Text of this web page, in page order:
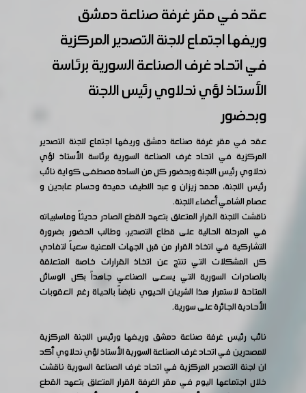
عقد في مقر غرفة صناعة دمشق
وريفها اجتماع للجنة التصدير المركزية
في اتحاد غرف الصناعة السورية برئاسة
الأستاذ لؤي نحلاوي رئيس اللجنة
وبحضور
عقد في مقر غرفة صناعة دمشق وريفها اجتماع للجنة التصدير
المركزية في اتحاد غرف الصناعة السورية برئاسة الأستاذ لؤي
نحلاوي رئيس اللجنة وبحضور كل من السادة مصطفى كواية نائب
رئيس اللجنة، محمد زيزان و عبد اللطيف حميدة وحسام عابدين و
عصام الشامي أعضاء اللجنة.
ناقشت اللجنة القرار المتعلق بتعهد القطع الصادر حديثاً وماسلبياته
في المرحلة الحالية على قطاع التصدير، وطالب الحضور بضرورة
التشاركية في اتخاذ القرار من قبل الجهات المعنية سعياً لتفادي
كل المشكلات التي تنتج عن اتخاذ القرارات خاصة المتعلقة
بالصادرات السورية التي يسعى الصناعي جاهداً بكل الوسائل
المتاحة لاستمرار هذا الشريان الحيوي نابضاً بالحياة رغم العقوبات
الأحادية الجائرة على سورية.
نائب رئيس غرفة صناعة دمشق وريفها ورئيس اللجنة المركزية
للمصدرين في اتحاد غرف الصناعة السورية الأستاذ لؤي نحلاوي أكد
ان لجنة التصدير المركزية في اتحاد غرف الصناعة السورية ناقشت
خلال اجتماعها اليوم في مقر الغرفة القرار المتعلق بتعهد القطع